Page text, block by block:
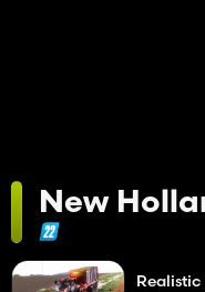
New
Realistic